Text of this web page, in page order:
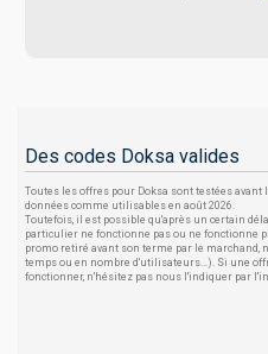
Des codes Doksa valides
Toutes les offres pour Doksa sont testées
données comme utilisables en août 2026.
Toutefois, il est possible qu'après un certain
particulier ne fonctionne pas ou ne fonctionne
promo retiré avant son terme par le
temps ou en nombre d'utilisateurs...). Si une
fonctionner, n'hésitez pas nous l'indiquer par